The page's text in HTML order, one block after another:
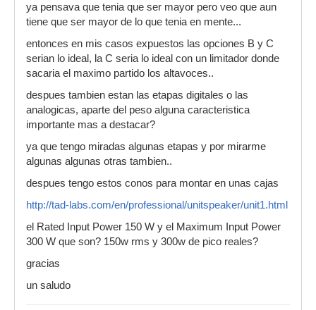
ya pensava que tenia que ser mayor pero veo que aun
tiene que ser mayor de lo que tenia en mente...
entonces en mis casos expuestos las opciones B y C
serian lo ideal, la C seria lo ideal con un limitador donde
sacaria el maximo partido los altavoces..
despues tambien estan las etapas digitales o las
analogicas, aparte del peso alguna caracteristica
importante mas a destacar?
ya que tengo miradas algunas etapas y por mirarme
algunas algunas otras tambien..
despues tengo estos conos para montar en unas cajas
http://tad-labs.com/en/professional/unitspeaker/unit1.html
el Rated Input Power 150 W y el Maximum Input Power
300 W que son? 150w rms y 300w de pico reales?
gracias
un saludo